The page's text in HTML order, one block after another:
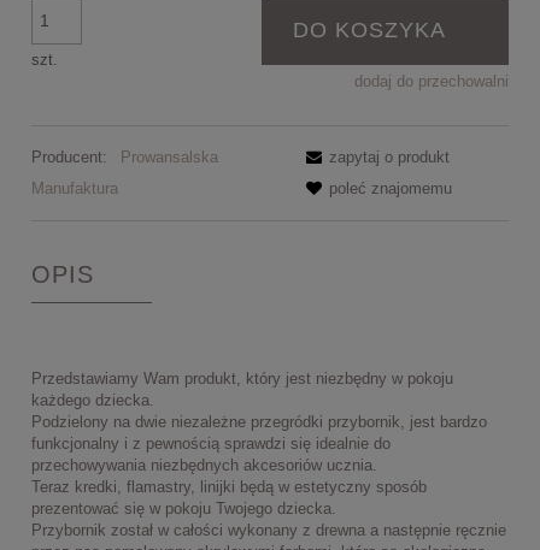
szt.
DO KOSZYKA
dodaj do przechowalni
Producent:
Prowansalska
Manufaktura
zapytaj o produkt
poleć znajomemu
OPIS
Przedstawiamy Wam produkt, który jest niezbędny w pokoju
każdego dziecka.
Podzielony na dwie niezależne przegródki przybornik, jest bardzo
funkcjonalny i z pewnością sprawdzi się idealnie do
przechowywania niezbędnych akcesoriów ucznia.
Teraz kredki, flamastry, linijki będą w estetyczny sposób
prezentować się w pokoju Twojego dziecka.
Przybornik został w całości wykonany z drewna a następnie ręcznie